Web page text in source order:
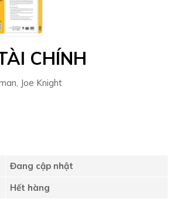
CHÍNH
Joe Knight
Đang cập nhật
Hết hàng